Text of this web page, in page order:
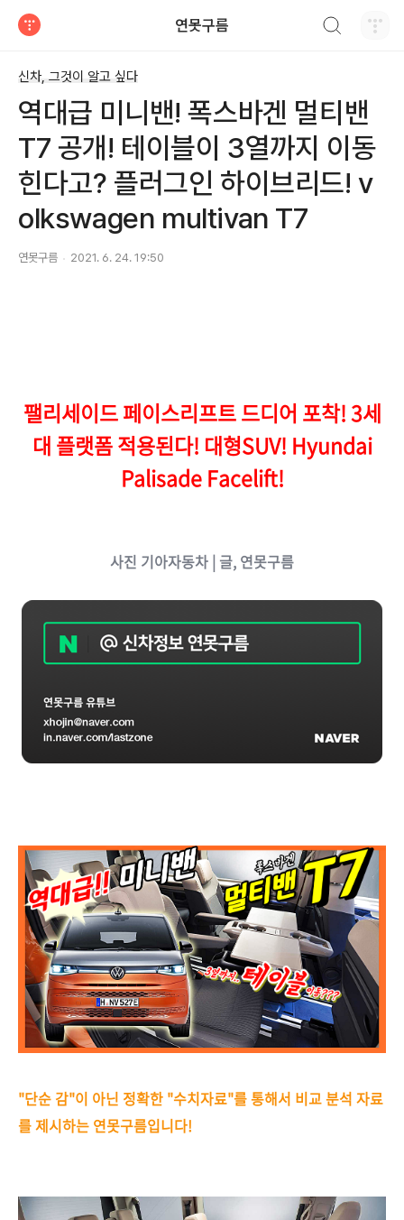
연못구름
신차, 그것이 알고 싶다
역대급 미니밴! 폭스바겐 멀티밴
T7 공개! 테이블이 3열까지 이동
힌다고? 플러그인 하이브리드! v
olkswagen multivan T7
연못구름 2021. 6. 24. 19:50
팰리세이드 페이스리프트 드디어 포착! 3세
대 플랫폼 적용된다! 대형SUV! Hyundai
Palisade Facelift!
사진 기아자동차 | 글, 연못구름
"단순 감"이 아닌 정확한 "수치자료"를 통해서 비교 분석 자료
를 제시하는 연못구름입니다!